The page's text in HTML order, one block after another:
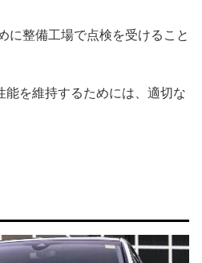
に整備工場で点検を受けること
能を維持するためには、適切な